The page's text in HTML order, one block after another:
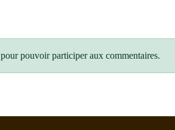
pour pouvoir participer aux commentaires.